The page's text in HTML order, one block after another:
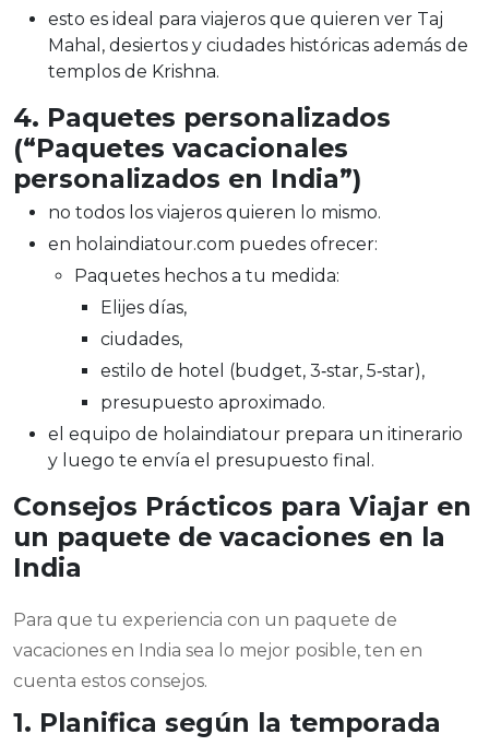
esto es ideal para viajeros que quieren ver Taj
Mahal, desiertos y ciudades históricas además de
templos de Krishna.
4. Paquetes personalizados
(“Paquetes vacacionales
personalizados en India”)
no todos los viajeros quieren lo mismo.
en holaindiatour.com puedes ofrecer:
Paquetes hechos a tu medida:
Elijes días,
ciudades,
estilo de hotel (budget, 3‑star, 5‑star),
presupuesto aproximado.
el equipo de holaindiatour prepara un itinerario
y luego te envía el presupuesto final.
Consejos Prácticos para Viajar en
un paquete de vacaciones en la
India
Para que tu experiencia con un paquete de
vacaciones en India sea lo mejor posible, ten en
cuenta estos consejos.
1. Planifica según la temporada